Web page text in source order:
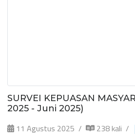
SURVEI KEPUASAN
2025 - Juni 2025)
11 Agustus 2025
238 kali